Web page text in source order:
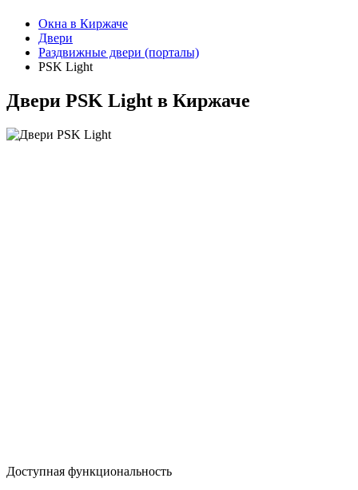
Окна в Киржаче
Двери
Раздвижные двери (порталы)
PSK Light
Двери PSK Light в Киржаче
Доступная функциональность